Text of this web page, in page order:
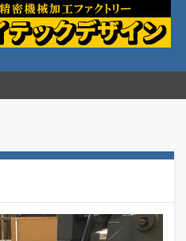
密加工の株式会社ケイ
デザイン